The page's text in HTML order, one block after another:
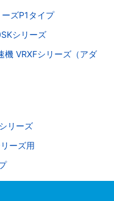
ズP1タイプ
シリーズ
機 VRXFシリーズ（アダ
リーズ
ーズ用